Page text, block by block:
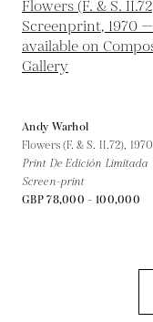
Andy Warhol
Flowers (F. & S. II.72), 1970
Print De Edición Limitada
Screen-print
GBP 78,000 - 100,000